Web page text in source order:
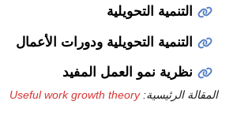
التنمية التحويلية
التنمية التحويلية ودورات الأعمال
نظرية نمو العمل المفيد
المقالة الرئيسية:Useful work growth theory